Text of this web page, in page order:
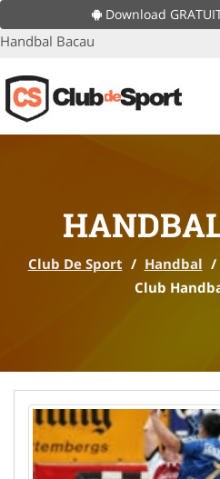
Download
Handbal Bacau
Club De Sport / Handbal /
Club